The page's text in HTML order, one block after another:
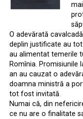
O adevărată
deplin justificate au
au alimentat temerile
Romînia. Promisiunile
an au cauzat o
doamna ministră a
tot fost invitată.
Numai că, din
ce nu are o finalitate